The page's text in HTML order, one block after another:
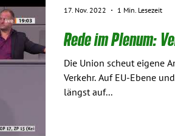
Rede im Plenum:
Die Union scheut eigene
Verkehr. Auf EU-Ebene
längst auf...
17. Nov. 2022 1 Min. Lesezeit